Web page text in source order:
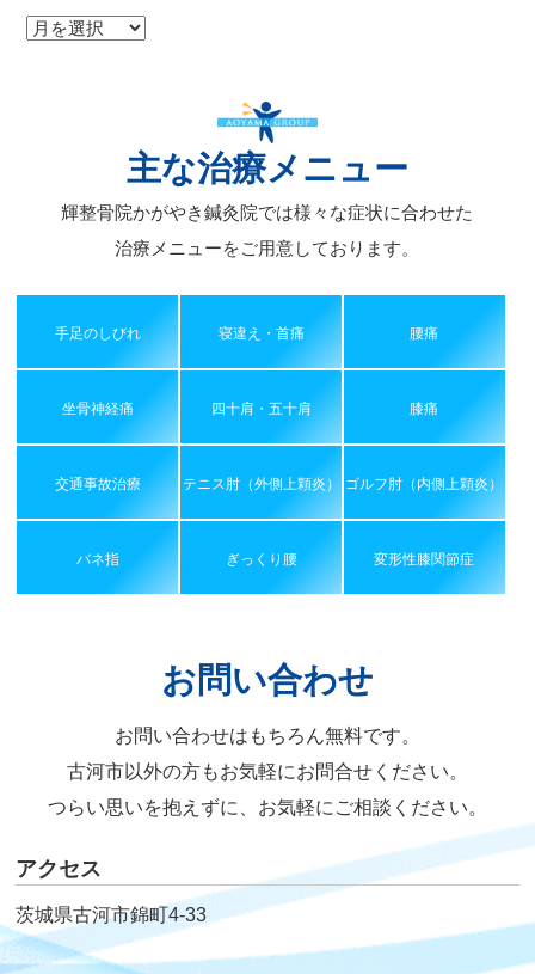
ア
主な治療メニュー
輝整骨院かがやき鍼灸院では様々な症状に合わせた
治療メニューをご用意しております。
手足のしびれ 寝違え・首痛 腰痛
坐骨神経痛 四十肩・五十肩 膝痛
交通事故治療 テニス肘（外側上顆炎） ゴルフ肘（内側上顆炎）
バネ指 ぎっくり腰 変形性膝関節症
お問い合わせ
お問い合わせはもちろん無料です。
古河市以外の方もお気軽にお問合せください。
つらい思いを抱えずに、お気軽にご相談ください。
アクセス
茨城県古河市錦町4-33